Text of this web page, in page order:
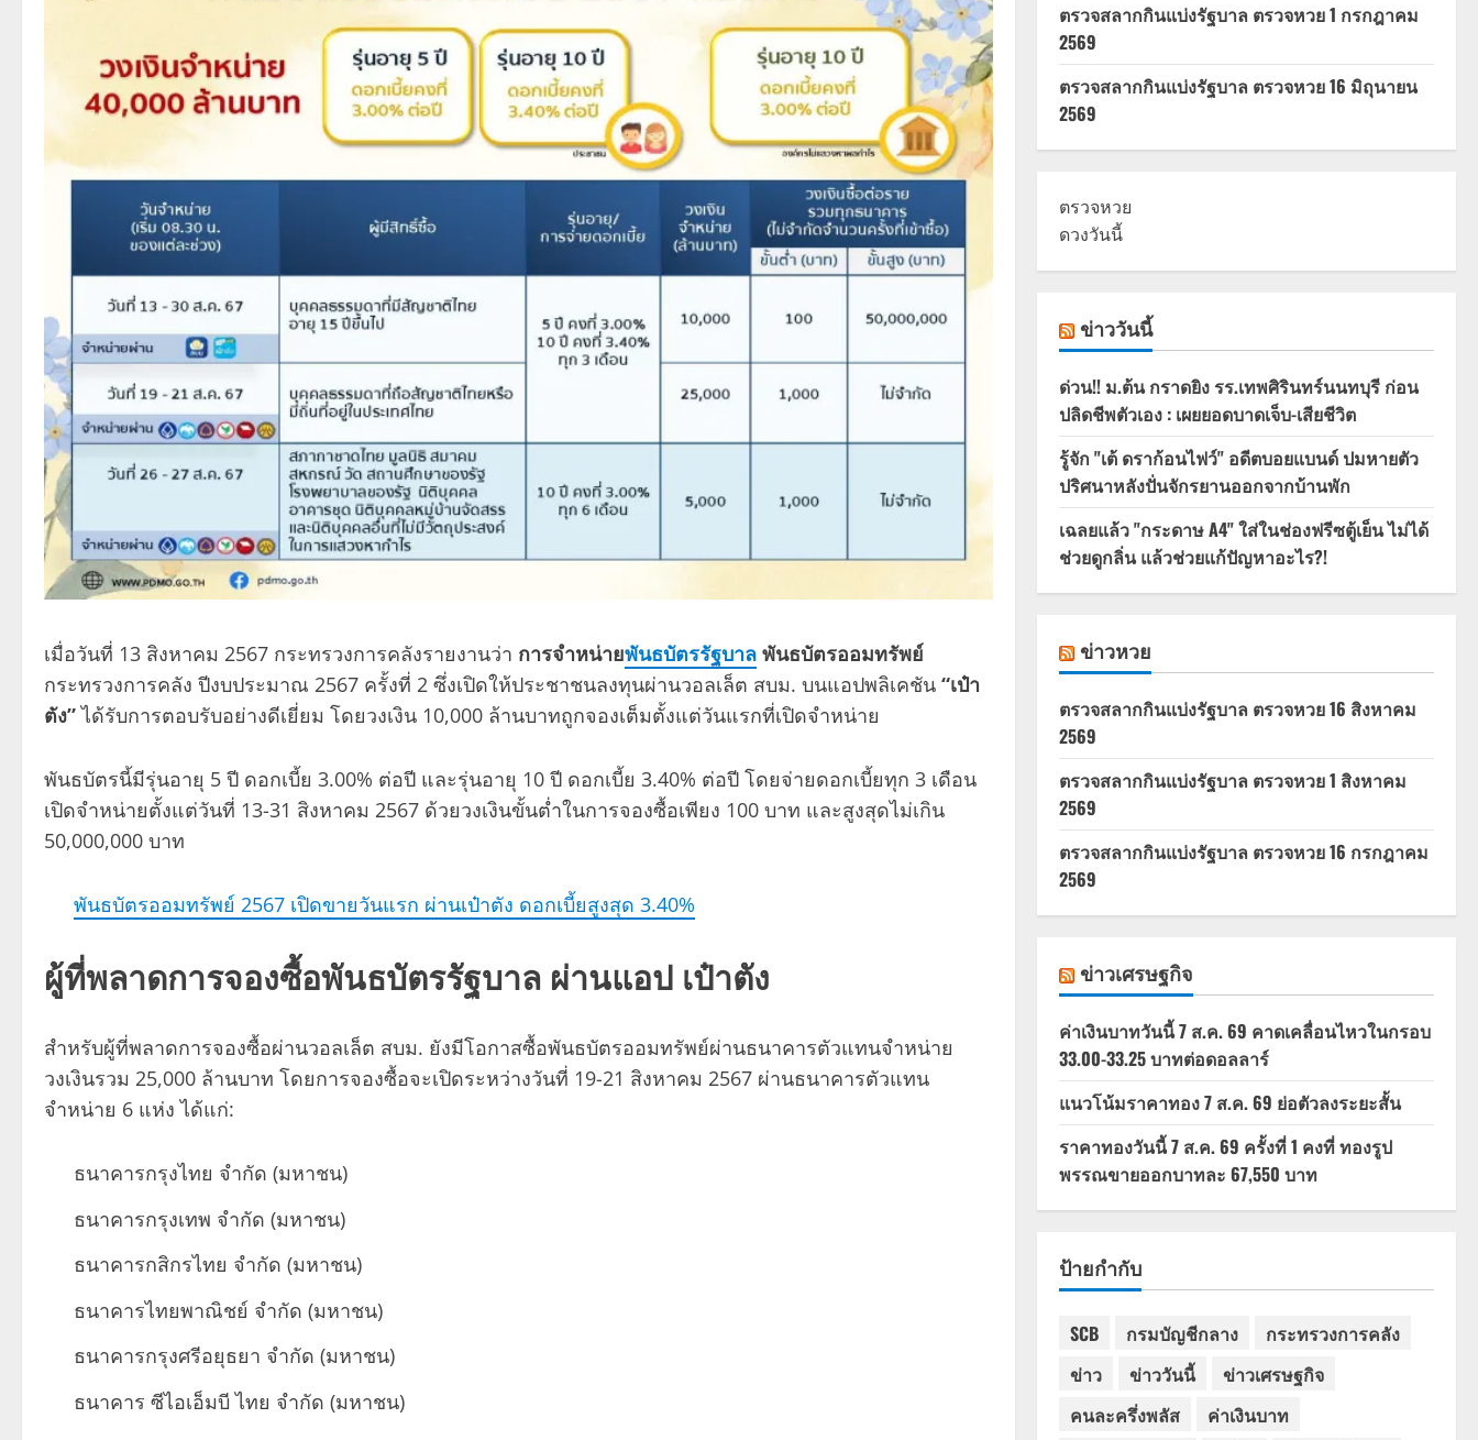
เมื่อวันที่ 13 สิงหาคม 2567 กระทรวงการคลังรายงานว่า การจำหน่ายพันธบัตรรัฐบาล พันธบัตรออมทรัพย์
กระทรวงการคลัง ปีงบประมาณ 2567 ครั้งที่ 2 ซึ่งเปิดให้ประชาชนลงทุนผ่านวอลเล็ต สบม. บนแอปพลิเคชัน “เป๋า
ตัง”ได้รับการตอบรับอย่างดีเยี่ยม โดยวงเงิน 10,000 ล้านบาทถูกจองเต็มตั้งแต่วันแรกที่เปิดจำหน่าย
พันธบัตรนี้มีรุ่นอายุ 5 ปี ดอกเบี้ย 3.00% ต่อปี และรุ่นอายุ 10 ปี ดอกเบี้ย 3.40% ต่อปี โดยจ่ายดอกเบี้ยทุก 3 เดือน
เปิดจำหน่ายตั้งแต่วันที่ 13-31 สิงหาคม 2567 ด้วยวงเงินขั้นต่ำในการจองซื้อเพียง 100 บาท และสูงสุดไม่เกิน
50,000,000 บาท
พันธบัตรออมทรัพย์ 2567 เปิดขายวันแรก ผ่านเป๋าตัง ดอกเบี้ยสูงสุด 3.40%
ผู้ที่พลาดการจองซื้อพันธบัตรรัฐบาล ผ่านแอป เป๋าตัง
สำหรับผู้ที่พลาดการจองซื้อผ่านวอลเล็ต สบม. ยังมีโอกาสซื้อพันธบัตรออมทรัพย์ผ่านธนาคารตัวแทนจำหน่าย
วงเงินรวม 25,000 ล้านบาท โดยการจองซื้อจะเปิดระหว่างวันที่ 19-21 สิงหาคม 2567 ผ่านธนาคารตัวแทน
จำหน่าย 6 แห่ง ได้แก่:
ธนาคารกรุงไทย จำกัด (มหาชน)
ธนาคารกรุงเทพ จำกัด (มหาชน)
ธนาคารกสิกรไทย จำกัด (มหาชน)
ธนาคารไทยพาณิชย์ จำกัด (มหาชน)
ธนาคารกรุงศรีอยุธยา จำกัด (มหาชน)
ธนาคาร ซีไอเอ็มบี ไทย จำกัด (มหาชน)
ตรวจสลากกินแบ่งรัฐบาล ตรวจหวย 1 กรกฎาคม
2569
ตรวจสลากกินแบ่งรัฐบาล ตรวจหวย 16 มิถุนายน
2569
ตรวจหวย
ดวงวันนี้
ข่าววันนี้
ด่วน!! ม.ต้น กราดยิง รร.เทพศิรินทร์นนทบุรี ก่อน
ปลิดชีพตัวเอง : เผยยอดบาดเจ็บ-เสียชีวิต
รู้จัก "เต้ ดราก้อนไฟว์" อดีตบอยแบนด์ ปมหายตัว
ปริศนาหลังปั่นจักรยานออกจากบ้านพัก
เฉลยแล้ว "กระดาษ A4" ใส่ในช่องฟรีซตู้เย็น ไม่ได้
ช่วยดูกลิ่น แล้วช่วยแก้ปัญหาอะไร?!
ข่าวหวย
ตรวจสลากกินแบ่งรัฐบาล ตรวจหวย 16 สิงหาคม
2569
ตรวจสลากกินแบ่งรัฐบาล ตรวจหวย 1 สิงหาคม
2569
ตรวจสลากกินแบ่งรัฐบาล ตรวจหวย 16 กรกฎาคม
2569
ข่าวเศรษฐกิจ
ค่าเงินบาทวันนี้ 7 ส.ค. 69 คาดเคลื่อนไหวในกรอบ
33.00-33.25 บาทต่อดอลลาร์
แนวโน้มราคาทอง 7 ส.ค. 69 ย่อตัวลงระยะสั้น
ราคาทองวันนี้ 7 ส.ค. 69 ครั้งที่ 1 คงที่ ทองรูป
พรรณขายออกบาทละ 67,550 บาท
ป้ายกำกับ
SCB กรมบัญชีกลาง
กระทรวงการคลัง
ข่าว
ข่าววันนี้
ข่าวเศรษฐกิจ
คนละครึ่งพลัส
ค่าเงินบาท